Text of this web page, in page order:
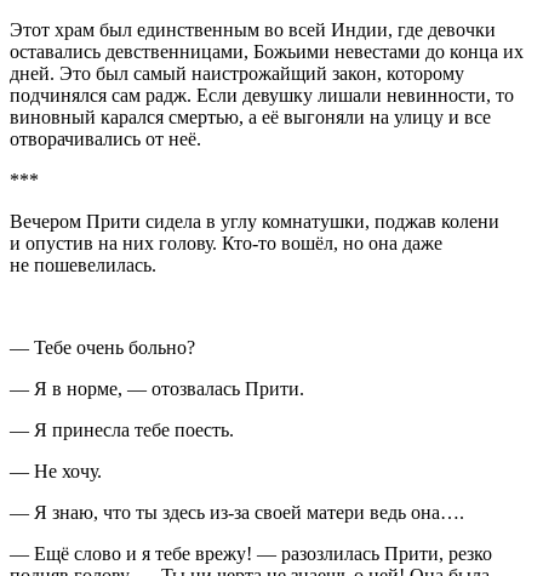
Этот храм был единственным во всей Индии, где девочки
оставались девственницами, Божьими невестами до конца их
дней. Это был самый наистрожайщий закон, которому
подчинялся сам радж. Если девушку лишали невинности, то
виновный карался смертью, а её выгоняли на улицу и все
отворачивались от неё.
***
Вечером Прити сидела в углу комнатушки, поджав колени
и опустив на них голову. Кто-то вошёл, но она даже
не пошевелилась.
— Тебе очень больно?
— Я в норме, — отозвалась Прити.
— Я принесла тебе поесть.
— Не хочу.
— Я знаю, что ты здесь из-за своей матери ведь она….
— Ещё слово и я тебе врежу! — разозлилась Прити, резко